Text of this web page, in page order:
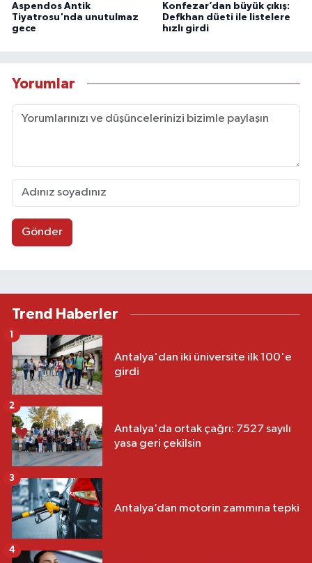
Aspendos Antik
Tiyatrosu'nda unutulmaz
gece
Konfezar’dan büyük çıkış:
Defkhan düeti ile listelere
hızlı girdi
Yorumlar
Gönder
Trend Haberler
Antalya'dan iki üniversite ilk 100'e
girdi
1
Antalya'da ortak çağrı: 7527 sayılı
yasa geri çekilsin
2
Antalya’dan motorin zammına tepki
3
4